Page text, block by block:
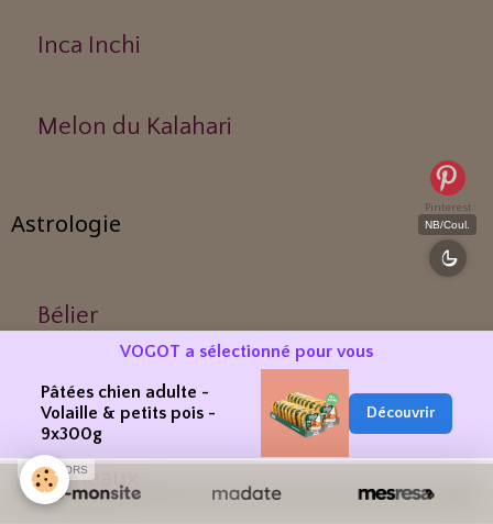
Inca Inchi
Melon du Kalahari
Astrologie
Bélier
Taureau
Gémeaux
Pinterest
NB/Coul.
VOGOT a sélectionné pour vous
Pâtées chien adulte -
Volaille & petits pois -
9x300g
Découvrir
SPONSORS